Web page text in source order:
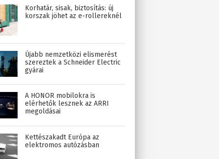
Korhatár, sisak, biztosítás: új
korszak jöhet az e-rollereknél
Újabb nemzetközi elismerést
szereztek a Schneider Electric
gyárai
A HONOR mobilokra is
elérhetők lesznek az ARRI
megoldásai
Kettészakadt Európa az
elektromos autózásban